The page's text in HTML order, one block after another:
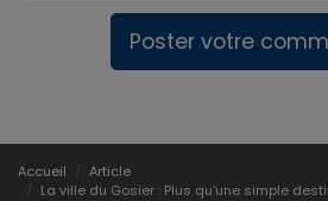
Poster votre
Accueil
Article
La ville du Gosier : Plus qu'une simple